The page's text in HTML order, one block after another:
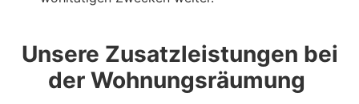
Unsere Zusatzleistungen bei
der Wohnungsräumung